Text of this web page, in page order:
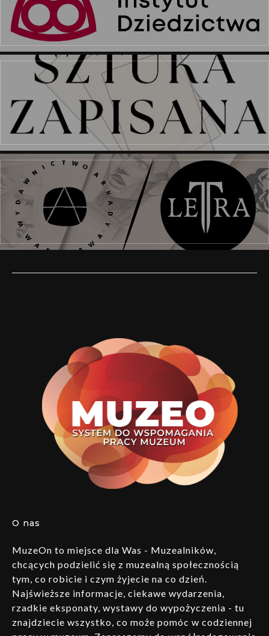
O nas
MuzeOn to miejsce dla Was - Muzealników,
chcących podzielić się z muzealną społecznością
tym, co robicie i czym żyjecie na co dzień.
Najświeższe informacje, ciekawe wydarzenia,
rzadkie eksponaty, wystawy do wypożyczenia - tu
znajdziecie wszystko, co może pomóc w codziennej